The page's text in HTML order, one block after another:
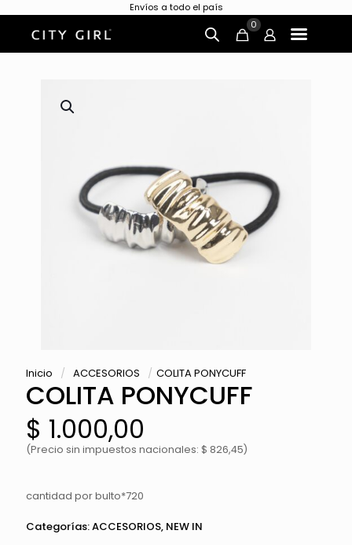
Envíos a todo el país
0
Inicio / ACCESORIOS / COLITA PONYCUFF
COLITA PONYCUFF
$ 1.000,00
(Precio sin impuestos nacionales: $ 826,45)
cantidad por bulto*720
Categorías:ACCESORIOS, NEW IN